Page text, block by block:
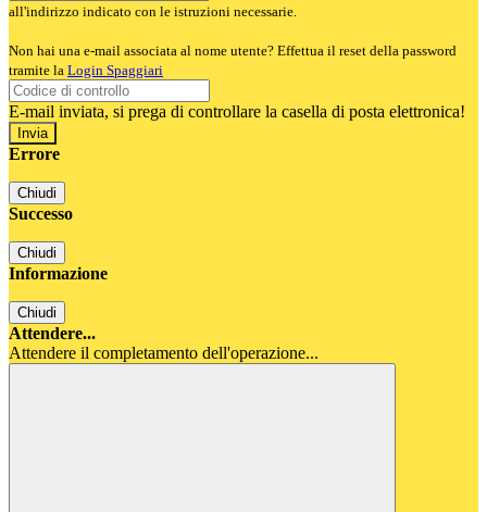
all'indirizzo indicato con le istruzioni necessarie.
Non hai una e-mail associata al nome utente? Effettua il reset della password
tramite la Login Spaggiari
E-mail inviata, si prega di controllare la casella di posta elettronica!
Errore
Chiudi
Successo
Chiudi
Informazione
Chiudi
Attendere...
Attendere il completamento dell'operazione...